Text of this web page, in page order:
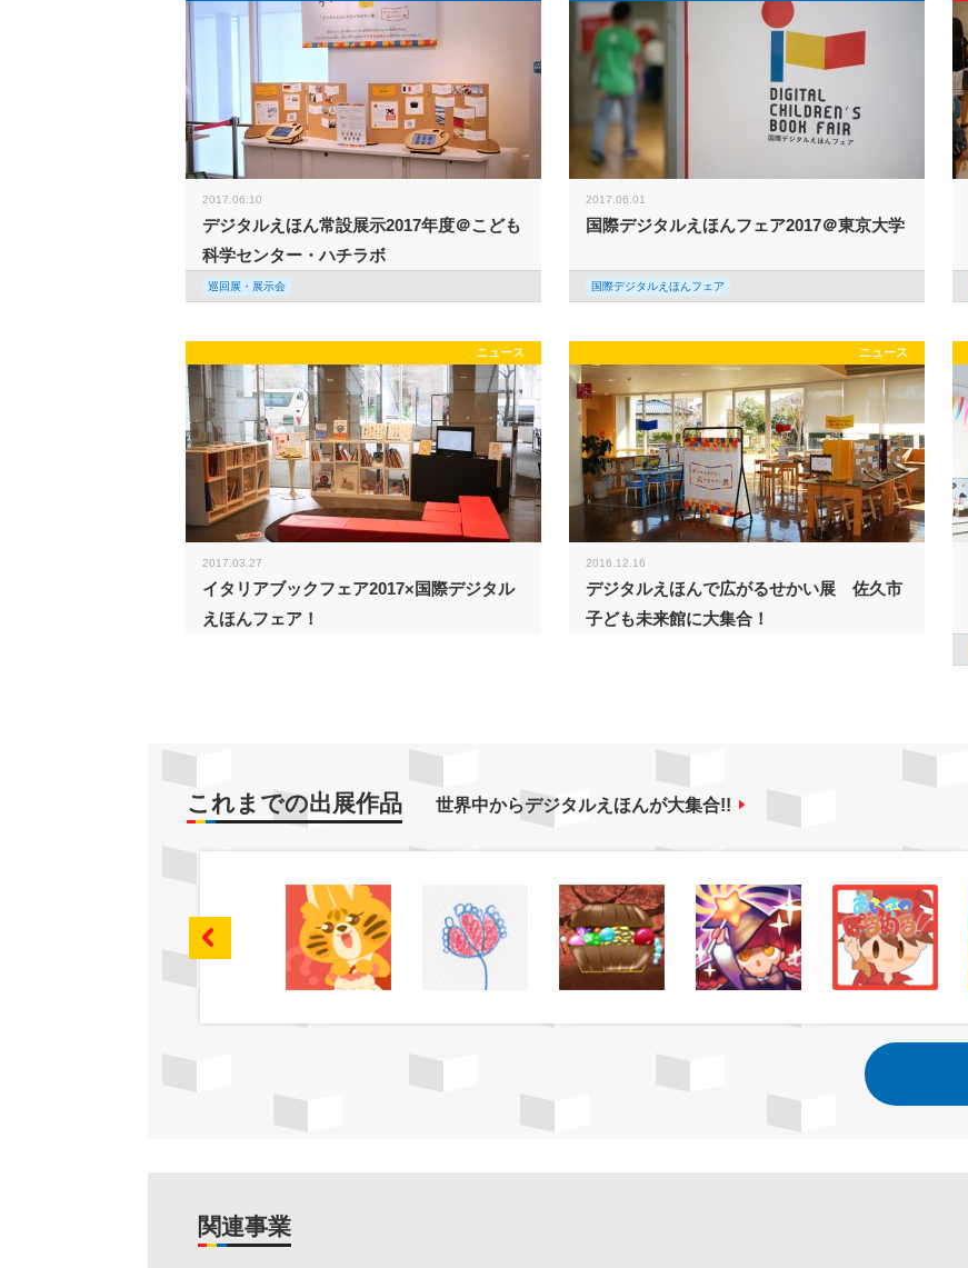
2017.06.10
デジタルえほん常設展示2017年度＠こども
科学センター・ハチラボ
巡回展・展示会
2017.06.01
国際デジタルえほんフェア2017＠東京大学
国際デジタルえほんフェア
ニュース
2017.03.27
イタリアブックフェア2017×国際デジタル
えほんフェア！
ニュース
2016.12.16
デジタルえほんで広がるせかい展 佐久市
子ども未来館に大集合！
これまでの出展作品 世界中からデジタルえほんが大集合!!
関連事業